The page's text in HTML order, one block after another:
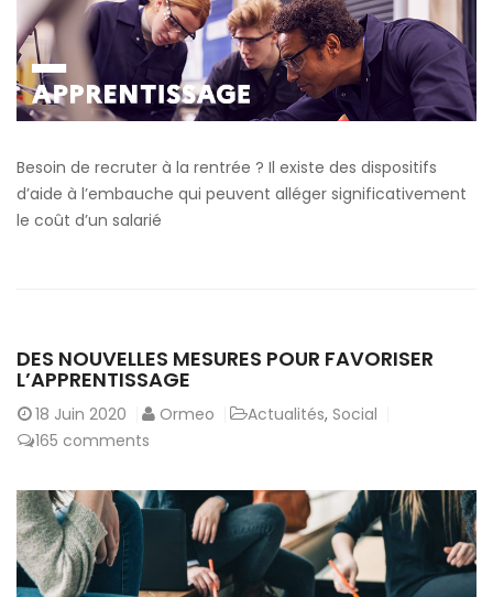
l’embauche
les
dispositifs
à
Besoin de recruter à la rentrée ? Il existe des dispositifs
d’aide à l’embauche qui peuvent alléger significativement
le coût d’un salarié
DES NOUVELLES MESURES POUR FAVORISER
L’APPRENTISSAGE
18 Juin 2020 Ormeo Actualités, Social
165 comments